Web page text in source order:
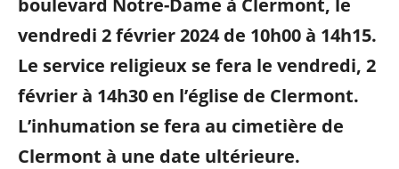
boulevard Notre-Dame à Clermont, le
vendredi 2 février 2024 de 10h00 à 14h15.
Le service religieux se fera le vendredi, 2
février à 14h30 en l’église de Clermont.
L’inhumation se fera au cimetière de
Clermont à une date ultérieure.